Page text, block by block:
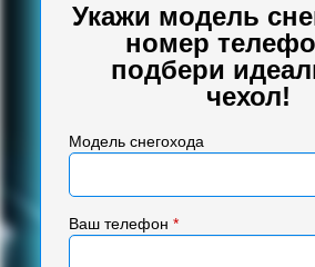
Укажи модель
номер
подбери
чехол!
Модель снегохода
Ваш телефон *